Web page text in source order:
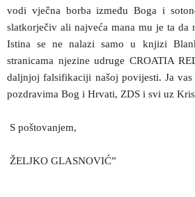
vodi vječna borba između Boga i
slatkorječiv ali najveća mana mu je ta da
Istina se ne nalazi samo u knjizi
stranicama njezine udruge CROATIA
daljnjoj falsifikaciji našoj povijesti. Ja
pozdravima Bog i Hrvati, ZDS i svi uz
S poštovanjem,
ŽELJKO GLASNOVIĆ”